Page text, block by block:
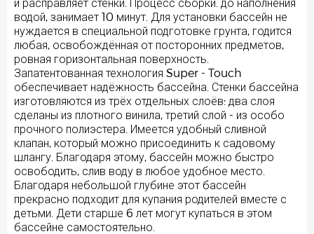
водой, занимает 10 минут. Для установки бассейн не
нуждается в специальной подготовке грунта, годится
любая, освобождённая от посторонних предметов,
ровная горизонтальная поверхность.
Запатентованная технология Super - Touch
обеспечивает надёжность бассейна. Стенки бассейна
изготовляются из трёх отдельных слоёв: два слоя
сделаны из плотного винила, третий слой - из особо
прочного полиэстера. Имеется удобный сливной
клапан, который можно присоединить к садовому
шлангу. Благодаря этому, бассейн можно быстро
освободить, слив воду в любое удобное место.
Благодаря небольшой глубине этот бассейн
прекрасно подходит для купания родителей вместе с
детьми. Дети старше 6 лет могут купаться в этом
бассейне самостоятельно.